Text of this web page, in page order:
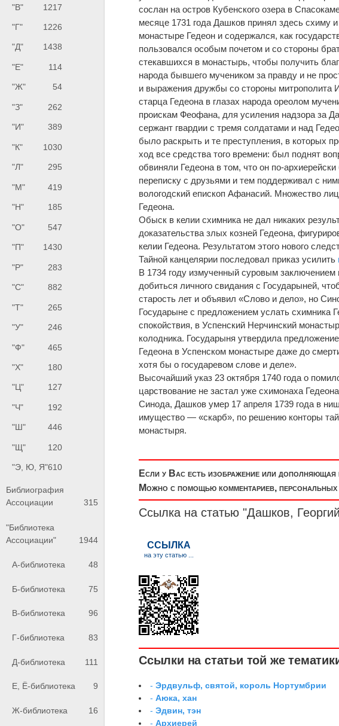
"В" 1217
"Г" 1226
"Д" 1438
"Е" 114
"Ж" 54
"З" 262
"И" 389
"К" 1030
"Л" 295
"М" 419
"Н" 185
"О" 547
"П" 1430
"Р" 283
"С" 882
"Т" 265
"У" 246
"Ф" 465
"Х" 180
"Ц" 127
"Ч" 192
"Ш" 446
"Щ" 120
"Э, Ю, Я"610
Библиография
Ассоциации
315
"Библиотека
Ассоциации"
1944
А-библиотека 48
Б-библиотека 75
В-библиотека 96
Г-библиотека 83
Д-библиотека 111
Е, Ё-библиотека 9
Ж-библиотека 16
сослан на остров Кубенского озера в
месяце 1731 года Дашков принял здесь схиму
монастыре Гедеон и содержался, как
пользовался особым почетом и со стороны
стекавшихся в монастырь, чтобы получить
народа бывшего мучеником за правду и не
и выражения дружбы со стороны митрополита
старца Гедеона в глазах народа ореолом
проискам Феофана, для усиления надзора за
сержант гвардии с тремя солдатами и над
было раскрыть и те преступления, в которых
ход все средства того времени: был поднят
обвиняли Гедеона в том, что он по-
переписку с друзьями и тем поддерживал с
вологодский епископ Афанасий. Множество
Гедеона.
Обыск в келии схимника не дал никаких
доказательства злых козней Гедеона,
келии Гедеона. Результатом этого нового
Тайной канцелярии последовал приказ усилить
В 1734 году измученный суровым
добиться личного свидания с Государыней,
старость лет и объявил «Слово и дело», но
Государыне с предложением услать схимника
спокойствия, в Успенский Нерчинский
колодника. Государыня утвердила
Гедеона в Успенском монастыре даже до
хотя бы о государевом слове и деле».
Высочайший указ 23 октября 1740 года о
царствование не застал уже схимонаха
Синода, Дашков умер 17 апреля 1739 года в
имущество — «скарб», по решению конторы
монастыря.
Если у Вас есть изображение или дополняющая
Можно с помощью комментариев, персональных
Ссылка на статью "Дашков,
Ссылки на статьи той же
-Эрдвульф, святой, король Нортумбрии
-Аюка, хан
-Эдвин, тэн
-Архиерей